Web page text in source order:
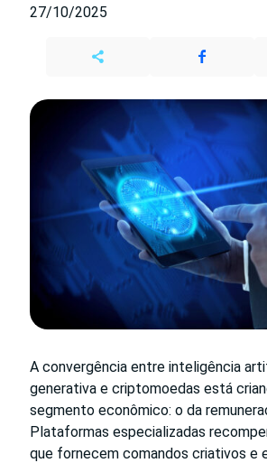
27/10/2025
A convergência entre inteligência
generativa e criptomoedas está
segmento econômico: o da
Plataformas especializadas
que fornecem comandos criativos e